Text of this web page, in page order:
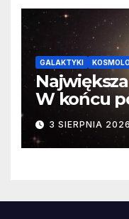
GALAKTYKI
W końcu
faktyczne
3 SIERPNIA